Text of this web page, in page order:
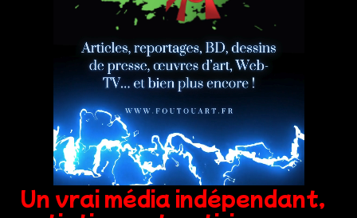
Un vrai média indépendant,